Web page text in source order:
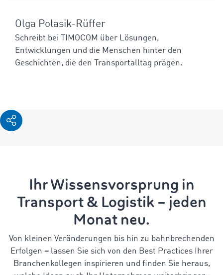
Olga Polasik-Rüffer
Schreibt bei TIMOCOM über Lösungen,
Entwicklungen und die Menschen hinter den
Geschichten, die den Transportalltag prägen.
Ihr Wissensvorsprung in
Transport & Logistik – jeden
Monat neu.
Von kleinen Veränderungen bis hin zu bahnbrechenden
Erfolgen –lassen Sie sich von den Best Practices Ihrer
Branchenkollegen inspirieren und finden Sie heraus,